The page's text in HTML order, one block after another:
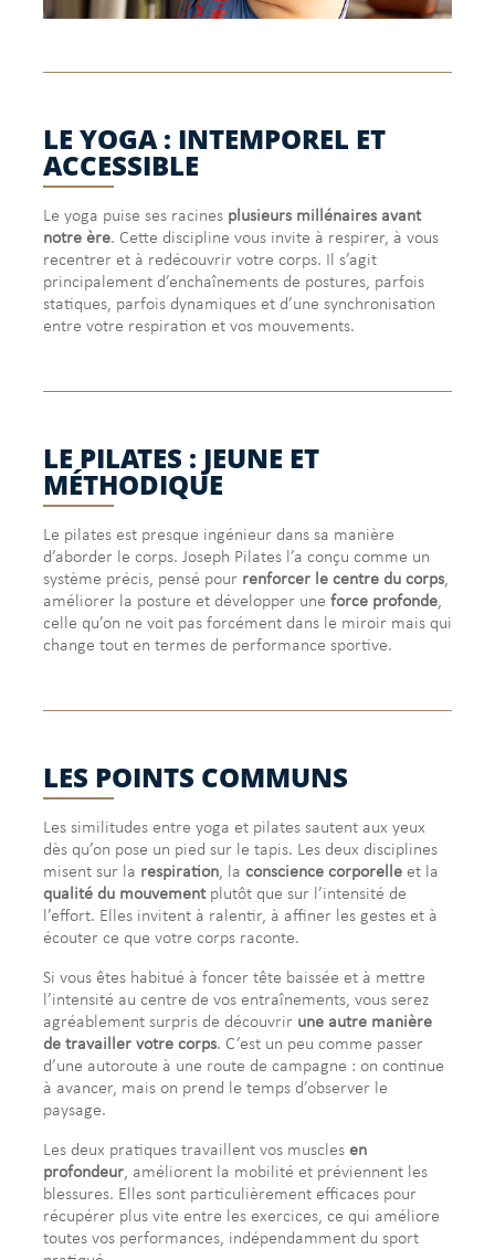
LE YOGA : INTEMPOREL ET
ACCESSIBLE
Le yoga puise ses racines plusieurs millénaires avant
notre ère. Cette discipline vous invite à respirer, à vous
recentrer et à redécouvrir votre corps. Il s’agit
principalement d’enchaînements de postures, parfois
statiques, parfois dynamiques et d’une synchronisation
entre votre respiration et vos mouvements.
LE PILATES : JEUNE ET
MÉTHODIQUE
Le pilates est presque ingénieur dans sa manière
d’aborder le corps. Joseph Pilates l’a conçu comme un
système précis, pensé pour renforcer le centre du corps,
améliorer la posture et développer une force profonde,
celle qu’on ne voit pas forcément dans le miroir mais qui
change tout en termes de performance sportive.
LES POINTS COMMUNS
Les similitudes entre yoga et pilates sautent aux yeux
dès qu’on pose un pied sur le tapis. Les deux disciplines
misent sur la respiration, la conscience corporelle et la
qualité du mouvementplutôt que sur l’intensité de
l’effort. Elles invitent à ralentir, à affiner les gestes et à
écouter ce que votre corps raconte.
Si vous êtes habitué à foncer tête baissée et à mettre
l’intensité au centre de vos entraînements, vous serez
agréablement surpris de découvrir une autre manière
de travailler votre corps. C’est un peu comme passer
d’une autoroute à une route de campagne : on continue
à avancer, mais on prend le temps d’observer le
paysage.
Les deux pratiques travaillent vos muscles en
profondeur, améliorent la mobilité et préviennent les
blessures. Elles sont particulièrement efficaces pour
récupérer plus vite entre les exercices, ce qui améliore
toutes vos performances, indépendamment du sport